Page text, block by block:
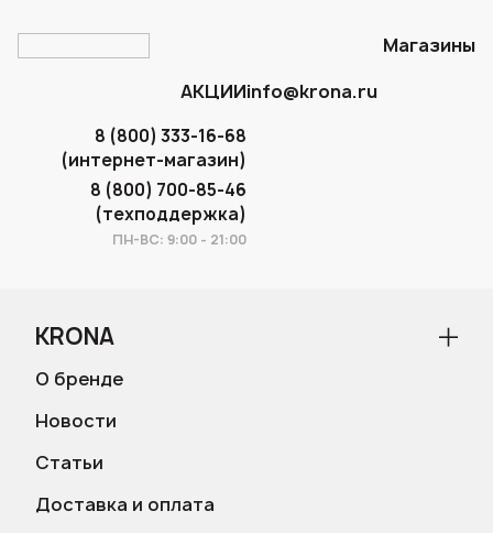
Магазины
АКЦИИinfo@krona.ru
8 (800) 333-16-68
(интернет-магазин)
8 (800) 700-85-46
(техподдержка)
ПН-ВС: 9:00 - 21:00
KRONA
О бренде
Новости
Статьи
Доставка и оплата